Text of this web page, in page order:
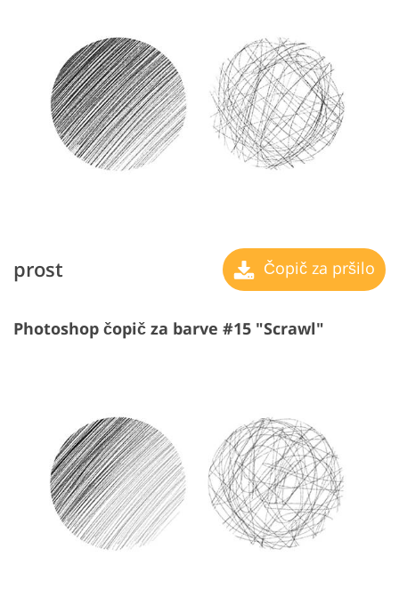
prost Čopič za pršilo
Photoshop čopič za barve #15 "Scrawl"